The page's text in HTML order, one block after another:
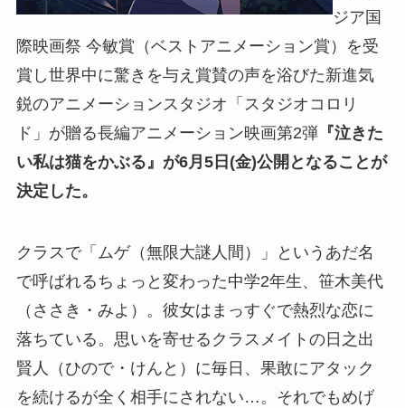
ジア国
際映画祭 今敏賞（ベストアニメーション賞）を受
賞し世界中に驚きを与え賞賛の声を浴びた新進気
鋭のアニメーションスタジオ「スタジオコロリ
ド」が贈る長編アニメーション映画第2弾『泣きた
い私は猫をかぶる』が6月5日(金)公開となることが
決定した。
クラスで「ムゲ（無限大謎人間）」というあだ名
で呼ばれるちょっと変わった中学2年生、笹木美代
（ささき・みよ）。彼女はまっすぐで熱烈な恋に
落ちている。思いを寄せるクラスメイトの日之出
賢人（ひので・けんと）に毎日、果敢にアタック
を続けるが全く相手にされない…。それでもめげ